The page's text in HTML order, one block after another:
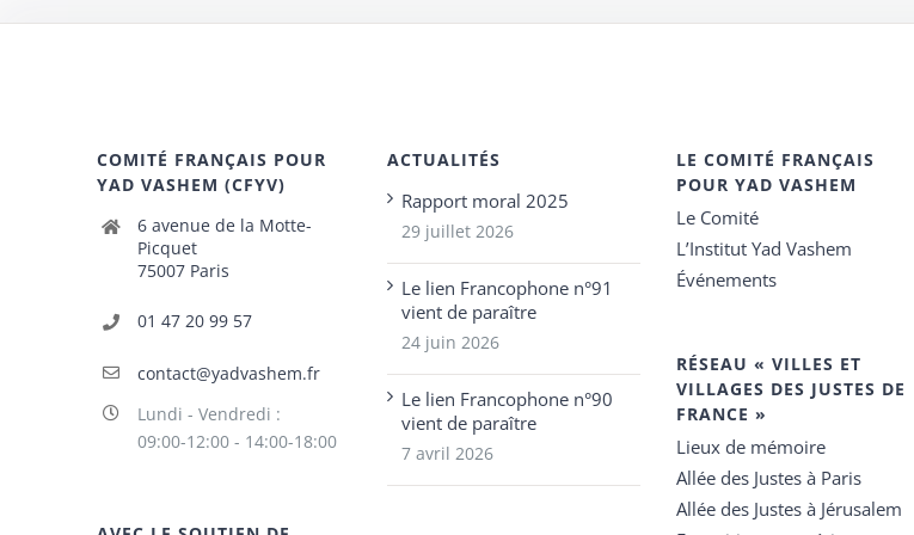
COMITÉ FRANÇAIS POUR
YAD VASHEM (CFYV)
6 avenue de la Motte-
Picquet
75007 Paris
01 47 20 99 57
contact@yadvashem.fr
Lundi - Vendredi :
09:00-12:00 - 14:00-18:00
ACTUALITÉS
Rapport moral 2025
29 juillet 2026
Le lien Francophone n°91
vient de paraître
24 juin 2026
Le lien Francophone n°90
vient de paraître
7 avril 2026
LE COMITÉ FRANÇAIS
POUR YAD VASHEM
Le Comité
L’Institut Yad Vashem
Événements
RÉSEAU « VILLES ET
VILLAGES DES JUSTES DE
FRANCE »
Lieux de mémoire
Allée des Justes à Paris
Allée des Justes à Jérusalem